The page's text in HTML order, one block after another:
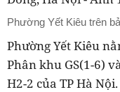
Phường Yết Kiêu trên
Phường Yết Kiêu
Phân khu GS(1-6)
H2-2 của TP Hà